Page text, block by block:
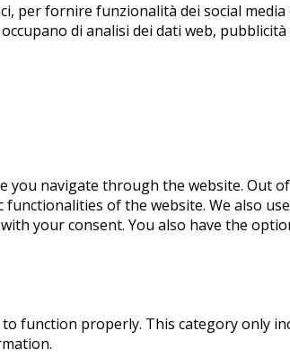
per fornire funzionalità dei social
di analisi dei dati web, pubblicità
navigate through the website. Out
of the website. We also
your consent. You also have the
function properly. This category only